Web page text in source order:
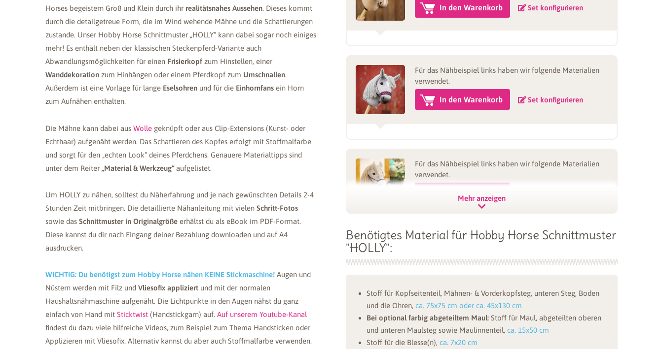
Horses begeistern Groß und Klein durch ihr realitätsnahes Aussehen. Dieses kommt
durch die detailgetreue Form, die im Wind wehende Mähne und die Schattierungen
zustande. Unser Hobby Horse Schnittmuster „HOLLY“ kann dabei sogar noch einiges
mehr! Es enthält neben der klassischen Steckenpferd-Variante auch
Abwandlungsmöglichkeiten für einen Frisierkopf zum Hinstellen, einer
Wanddekoration zum Hinhängen oder einem Pferdkopf zum Umschnallen.
Außerdem ist eine Vorlage für lange Eselsohren und für die Einhornfans ein Horn
zum Aufnähen enthalten.
Die Mähne kann dabei aus Wolle geknüpft oder aus Clip-Extensions (Kunst- oder
Echthaar) aufgenäht werden. Das Schattieren des Kopfes erfolgt mit Stoffmalfarbe
und sorgt für den „echten Look“ deines Pferdchens. Genauere Materialtipps sind
unter dem Reiter „Material & Werkzeug“aufgelistet.
Um HOLLY zu nähen, solltest du Näherfahrung und je nach gewünschten Details 2-4
Stunden Zeit mitbringen. Die detaillierte Nähanleitung mit vielen Schritt-Fotos
sowie das Schnittmuster in Originalgröße erhältst du als eBook im PDF-Format.
Diese kannst du dir nach Eingang deiner Bezahlung downloaden und auf A4
ausdrucken.
WICHTIG: Du benötigst zum Hobby Horse nähen KEINE Stickmaschine! Augen und
Nüstern werden mit Filz und Vliesofix appliziert und mit der normalen
Haushaltsnähmaschine aufgenäht. Die Lichtpunkte in den Augen nähst du ganz
einfach von Hand mit Sticktwist (Handstickgarn) auf. Auf unserem Youtube-Kanal
findest du dazu viele hilfreiche Videos, zum Beispiel zum Thema Handsticken oder
Applizieren mit Vliesofix. Alternativ kannst du aber auch Stoffmalfarbe verwenden.
In den Warenkorb Set konfigurieren
Für das Nähbeispiel links haben wir folgende Materialien
verwendet.
In den Warenkorb Set konfigurieren
Für das Nähbeispiel links haben wir folgende Materialien
verwendet.
In den Warenkorb
Für das Nähbeispiel links haben wir folgende Materialien
Mehr anzeigen
Benötigtes Material für Hobby Horse Schnittmuster
"HOLLY":
Stoff für Kopfseitenteil, Mähnen- & Vorderkopfsteg, unteren Steg, Boden
und die Ohren, ca. 75x75 cm oder ca. 45x130 cm
Bei optional farbig abgeteiltem Maul: Stoff für Maul, abgeteilten oberen
und unteren Maulsteg sowie Maulinnenteil, ca. 15x50 cm
Stoff für die Blesse(n), ca. 7x20 cm